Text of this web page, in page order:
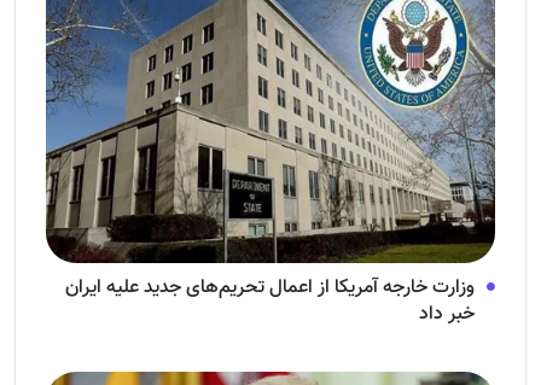
وزارت خارجه آمریکا از اعمال تحریم‌های جدید علیه ایران
خبر داد